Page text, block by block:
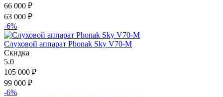
66 000 ₽
63 000 ₽
-6%
Слуховой аппарат Phonak Sky V70-M
Скидка
5.0
105 000 ₽
99 000 ₽
-6%